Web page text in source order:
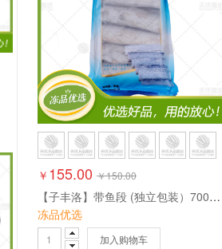
￥ 155.00 ￥150.00
【子丰洛】带鱼段 (独立包装）700g/包*18包 12.6kg
冻品优选
加入购物车